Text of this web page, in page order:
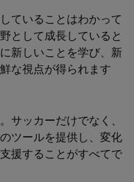
ていることはわかって
として成長していると
新しいことを学び、新
な視点が得られます
サッカーだけでなく、
ツールを提供し、変化
援することがすべてで